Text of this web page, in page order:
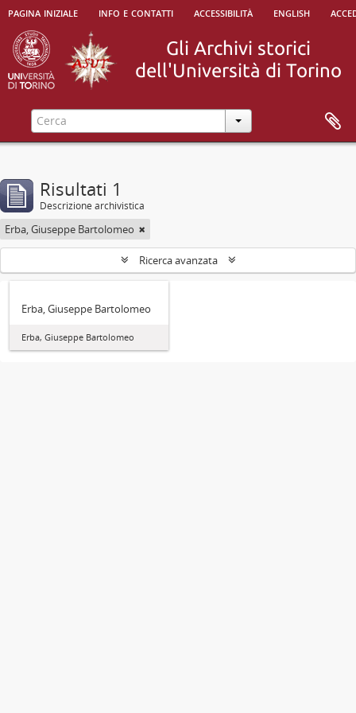
pagina iniziale info e contatti accessibilità english
Risultati 1
Descrizione archivistica
Erba, Giuseppe Bartolomeo
Ricerca avanzata
Erba, Giuseppe Bartolomeo
Erba, Giuseppe Bartolomeo